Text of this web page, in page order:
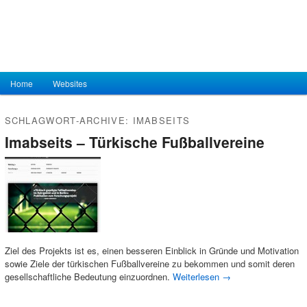
Hauptmenü
Zum Inhalt wechseln
Zum sekundären Inhalt wechseln
Home Websites
SCHLAGWORT-ARCHIVE: IMABSEITS
Imabseits – Türkische Fußballvereine
Ziel des Projekts ist es, einen besseren Einblick in Gründe und Motivation
sowie Ziele der türkischen Fußballvereine zu bekommen und somit deren
gesellschaftliche Bedeutung einzuordnen. Weiterlesen →